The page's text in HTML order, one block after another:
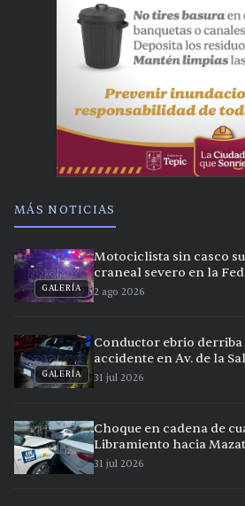
MÁS NOTICIAS
GALERÍA
Motociclista sin casco
craneal severo en la
2 ago 2026
GALERÍA
Conductor ebrio
accidente en Av. de la
31 jul 2026
Choque en cadena de
Libramiento hacia
31 jul 2026